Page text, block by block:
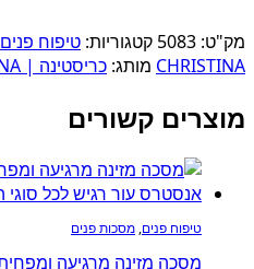
מק"ט: 5083 קטגוריות: טיפוח פנים
CHRISTINA מותג: כריסטינה | CHRISTINA
מוצרים קשורים
טיפוח פנים, מסכות פנים